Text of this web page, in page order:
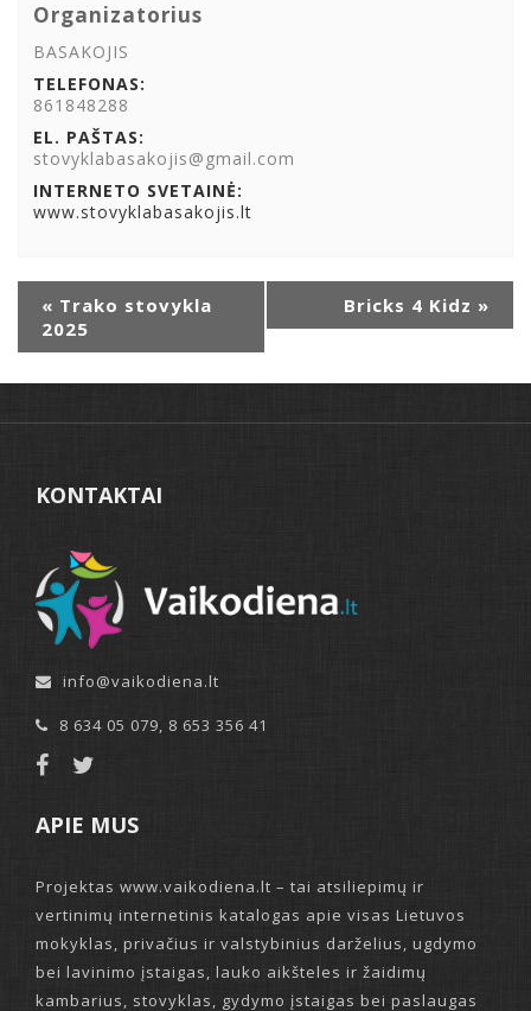
Organizatorius
BASAKOJIS
TELEFONAS:
861848288
EL. PAŠTAS:
stovyklabasakojis@gmail.com
INTERNETO SVETAINĖ:
www.stovyklabasakojis.lt
navigacija
« Trako stovykla
2025
Bricks 4 Kidz »
KONTAKTAI
info@vaikodiena.lt
8 634 05 079, 8 653 356 41
APIE MUS
Projektas www.vaikodiena.lt – tai atsiliepimų ir
vertinimų internetinis katalogas apie visas Lietuvos
mokyklas, privačius ir valstybinius darželius, ugdymo
bei lavinimo įstaigas, lauko aikšteles ir žaidimų
kambarius, stovyklas, gydymo įstaigas bei paslaugas